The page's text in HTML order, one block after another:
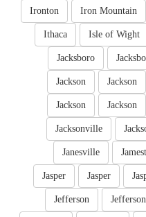
Iron Mountain
Ironton
Isle of Wight
Ithaca
Jacksboro
Jackson
Jackson
Jackson
Jackson
Jacksonville
Janesville
Jasper
Jasper
Jefferson